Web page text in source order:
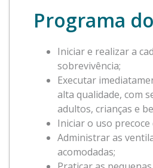
Programa
Iniciar e realizar a
sobrevivência;
Executar
alta qualidade, com
adultos, crianças e
Iniciar o uso precoce
Administrar as
acomodadas;